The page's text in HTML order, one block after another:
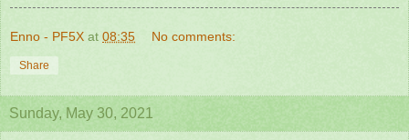
Enno - PF5X at 08:35 No comments:
Share
Sunday, May 30, 2021